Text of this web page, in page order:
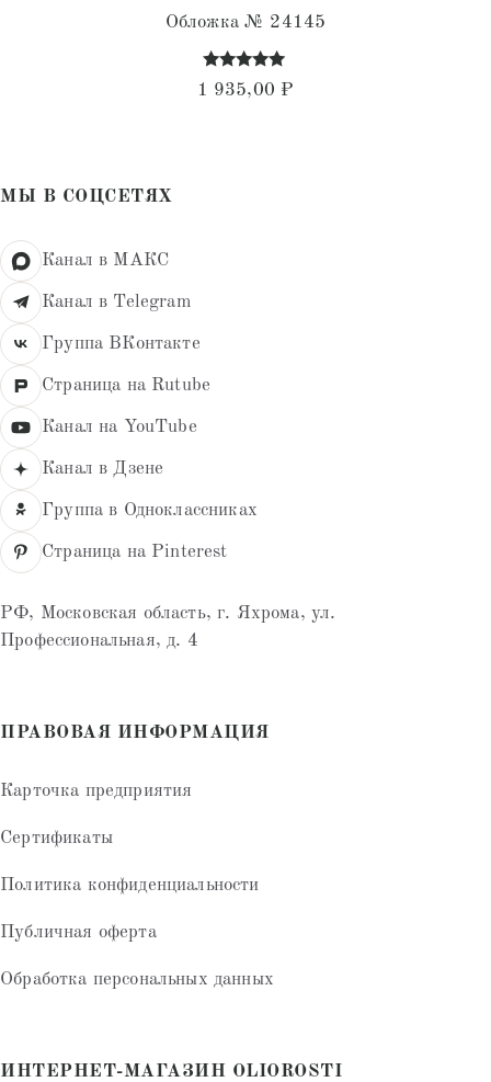
Обложка № 24145
Оценка
4.94
1 935,00 ₽
МЫ В СОЦСЕТЯХ
Канал в МАКС
Канал в Telegram
Группа ВКонтакте
Страница на Rutube
Канал на YouTube
Канал в Дзене
Группа в Одноклассниках
Страница на Pinterest
РФ, Московская область, г. Яхрома, ул.
Профессиональная, д. 4
ПРАВОВАЯ ИНФОРМАЦИЯ
Карточка предприятия
Сертификаты
Политика конфиденциальности
Публичная оферта
Обработка персональных данных
ИНТЕРНЕТ-МАГАЗИН OLIOROSTI